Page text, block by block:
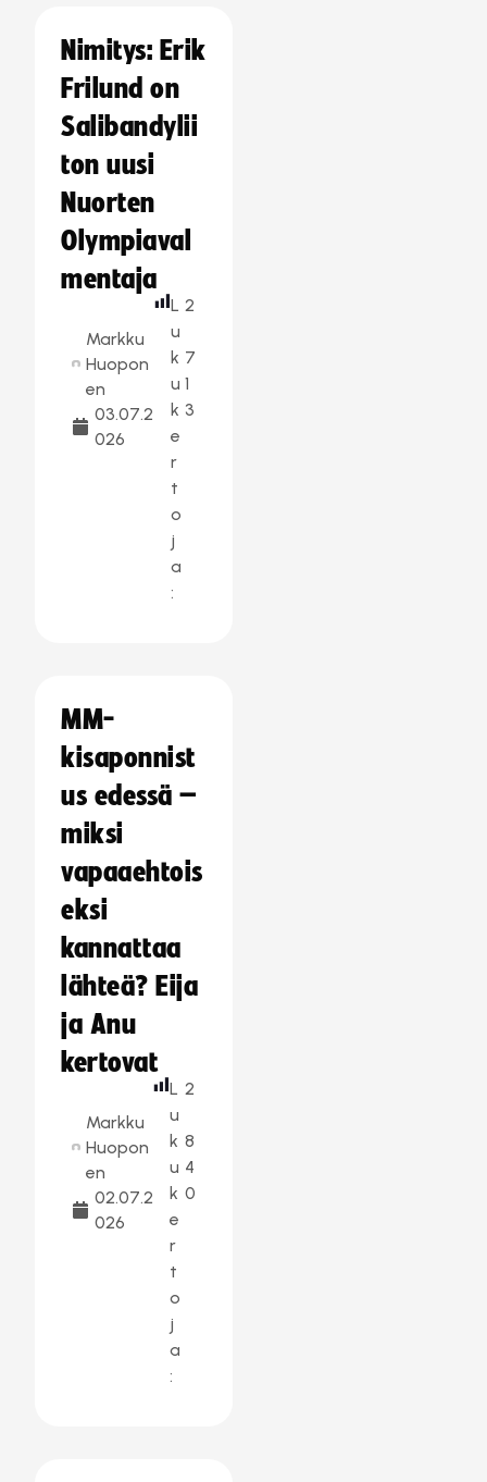
Nimitys: Erik
Frilund on
Salibandylii
ton uusi
Nuorten
Olympiaval
mentaja
Markku
Huopon
en
03.07.2
026
L
u
k
u
k
e
r
t
o
j
a
:
2
7
1
3
MM-
kisaponnist
us edessä –
miksi
vapaaehtois
eksi
kannattaa
lähteä? Eija
ja Anu
kertovat
Markku
Huopon
en
02.07.2
026
L
u
k
u
k
e
r
t
o
j
a
:
2
8
4
0